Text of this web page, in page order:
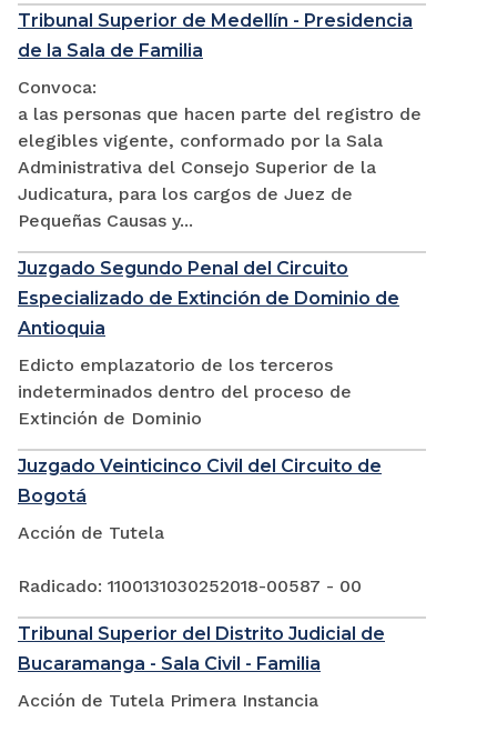
Tribunal Superior de Medellín - Presidencia
de la Sala de Familia
Convoca:
a las personas que hacen parte del registro de
elegibles vigente, conformado por la Sala
Administrativa del Consejo Superior de la
Judicatura, para los cargos de Juez de
Pequeñas Causas y...
Juzgado Segundo Penal del Circuito
Especializado de Extinción de Dominio de
Antioquia
Edicto emplazatorio de los terceros
indeterminados dentro del proceso de
Extinción de Dominio
Juzgado Veinticinco Civil del Circuito de
Bogotá
Acción de Tutela
Radicado: 1100131030252018-00587 - 00
Tribunal Superior del Distrito Judicial de
Bucaramanga - Sala Civil - Familia
Acción de Tutela Primera Instancia